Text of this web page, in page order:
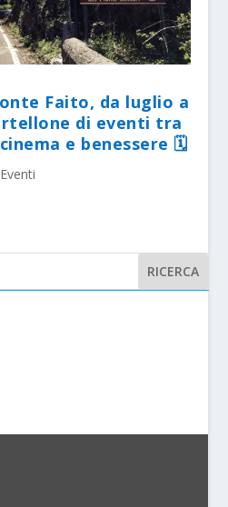
Faito, da luglio a
di eventi tra
e benessere 🗓
Eventi